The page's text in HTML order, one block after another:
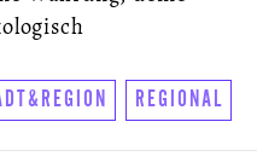
REGIONAL